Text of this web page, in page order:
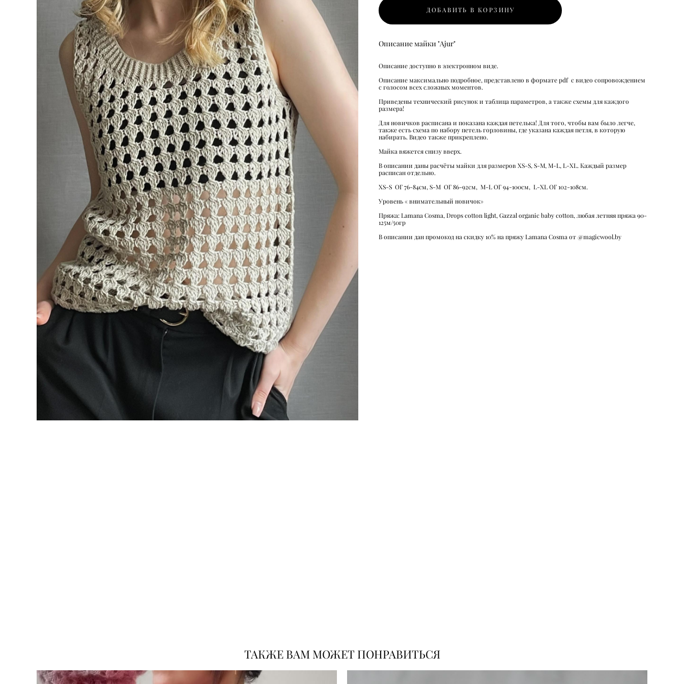
ДОБАВИТЬ В КОРЗИНУ
Описание майки "Ajur"
Описание доступно в электронном виде.
Описание максимально подробное, представлено в формате pdf с видео сопровождением
с голосом всех сложных моментов.
Приведены технический рисунок и таблица параметров, а также схемы для каждого
размера!
Для новичков расписана и показана каждая петелька! Для того, чтобы вам было легче,
также есть схема по набору петель горловины, где указана каждая петля, в которую
набирать. Видео также прикреплено.
Майка вяжется снизу вверх.
В описании даны расчёты майки для размеров XS-S, S-M, M-L, L-XL. Каждый размер
расписан отдельно.
XS-S ОГ 76-84см, S-M ОГ 86-92см, M-L ОГ 94-100см, L-XL ОГ 102-108см.
Уровень « внимательный новичок»
Пряжа: Lamana Cosma, Drops cotton light, Gazzal organic baby cotton, любая летняя пряжа 90-
125м/50гр
В описании дан промокод на скидку 10% на пряжу Lamana Cosma от @magicwool.by
ТАКЖЕ ВАМ МОЖЕТ ПОНРАВИТЬСЯ